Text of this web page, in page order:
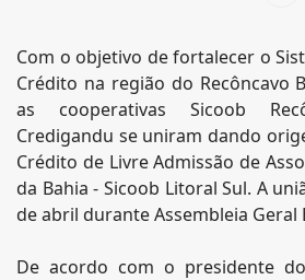
Com o objetivo de fortalecer o
Crédito na região do Recôncavo
as cooperativas Sicoob
Credigandu se uniram dando
Crédito de Livre Admissão de
da Bahia - Sicoob Litoral Sul. A
de abril durante Assembleia Geral
De acordo com o presidente